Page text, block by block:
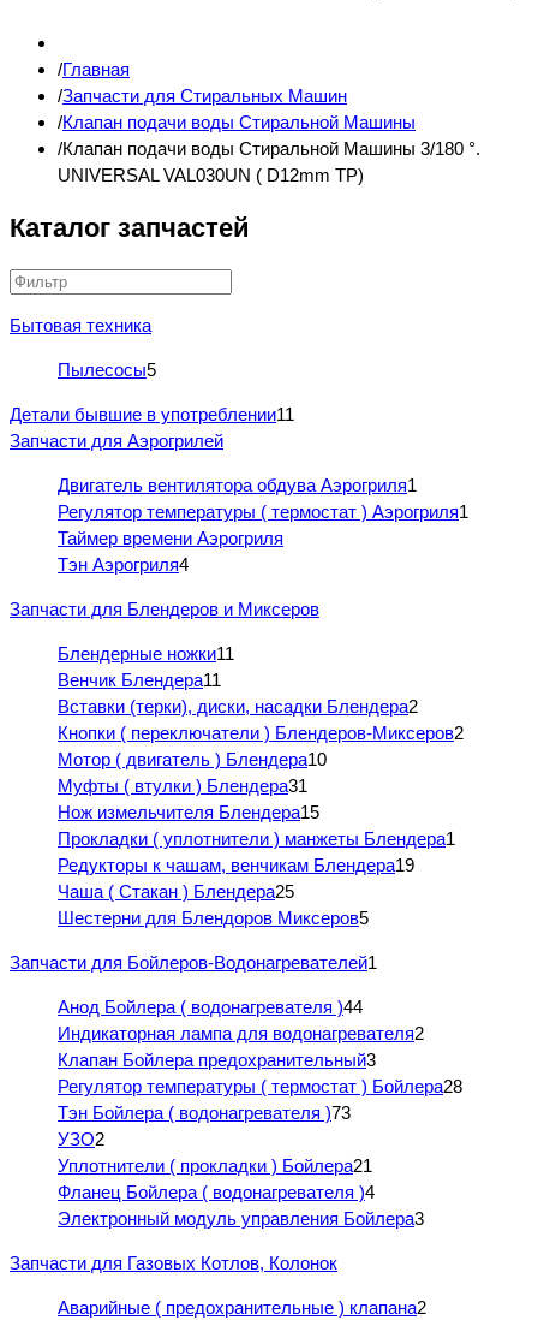
Главная
Запчасти для Стиральных Машин
Клапан подачи воды Стиральной Машины
Клапан подачи воды Стиральной Машины 3/180 °.
UNIVERSAL VAL030UN ( D12mm TP)
Каталог запчастей
Бытовая техника
Пылесосы5
Детали бывшие в употреблении11
Запчасти для Аэрогрилей
Двигатель вентилятора обдува Аэрогриля1
Регулятор температуры ( термостат ) Аэрогриля1
Таймер времени Аэрогриля
Тэн Аэрогриля4
Запчасти для Блендеров и Миксеров
Блендерные ножки11
Венчик Блендера11
Вставки (терки), диски, насадки Блендера2
Кнопки ( переключатели ) Блендеров-Миксеров2
Мотор ( двигатель ) Блендера10
Муфты ( втулки ) Блендера31
Нож измельчителя Блендера15
Прокладки ( уплотнители ) манжеты Блендера1
Редукторы к чашам, венчикам Блендера19
Чаша ( Стакан ) Блендера25
Шестерни для Блендоров Миксеров5
Запчасти для Бойлеров-Водонагревателей1
Анод Бойлера ( водонагревателя )44
Индикаторная лампа для водонагревателя2
Клапан Бойлера предохранительный3
Регулятор температуры ( термостат ) Бойлера28
Тэн Бойлера ( водонагревателя )73
УЗО2
Уплотнители ( прокладки ) Бойлера21
Фланец Бойлера ( водонагревателя )4
Электронный модуль управления Бойлера3
Запчасти для Газовых Котлов, Колонок
Аварийные ( предохранительные ) клапана2